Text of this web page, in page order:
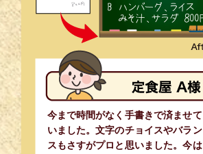
今まで時間がなく手書きで済ませて
いました。文字のチョイスやバラン
スもさすがプロと思いました。今は